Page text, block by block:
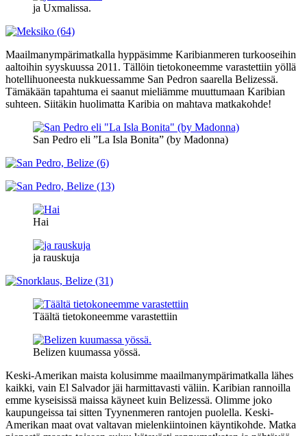
ja Uxmalissa.
Maailmanympärimatkalla hyppäsimme Karibianmeren turkooseihin
aaltoihin syyskuussa 2011. Tällöin tietokoneemme varastettiin yöllä
hotellihuoneesta nukkuessamme San Pedron saarella Belizessä.
Tämäkään tapahtuma ei saanut mieliämme muuttumaan Karibian
suhteen. Siitäkin huolimatta Karibia on mahtava matkakohde!
San Pedro eli ”La Isla Bonita” (by Madonna)
Hai
ja rauskuja
Täältä tietokoneemme varastettiin
Belizen kuumassa yössä.
Keski-Amerikan maista kolusimme maailmanympärimatkalla lähes
kaikki, vain El Salvador jäi harmittavasti väliin. Karibian rannoilla
emme kyseisissä maissa käyneet kuin Belizessä. Olimme joko
kaupungeissa tai sitten Tyynenmeren rantojen puolella. Keski-
Amerikan maat ovat valtavan mielenkiintoinen käyntikohde. Matka